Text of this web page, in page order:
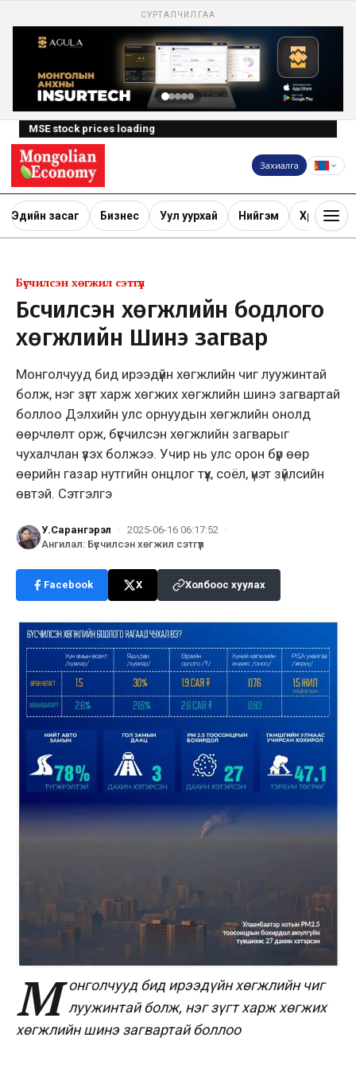
СУРТАЛЧИЛГАА
MSE stock prices loading
Захиалга
Эдийн засаг Бизнес Уул уурхай Нийгэм Хөрөнгө
Бүсчилсэн хөгжил сэтгүүл
Бүсчилсэн хөгжлийн бодлого
хөгжлийн Шинэ загвар
Монголчууд бид ирээдүйн хөгжлийн чиг луужинтай
болж, нэг зүгт харж хөгжих хөгжлийн шинэ загвартай
боллоо Дэлхийн улс орнуудын хөгжлийн онолд
өөрчлөлт орж, бүсчилсэн хөгжлийн загварыг
чухалчлан үзэх болжээ. Учир нь улс орон бүр өөр
өөрийн газар нутгийн онцлог түүх, соёл, үнэт зүйлсийн
өвтэй. Сэтгэлгэ
У.Сарангэрэл · 2025-06-16 06:17:52
·
Ангилал: Бүсчилсэн хөгжил сэтгүүл
Facebook X Холбоос хуулах
М онголчууд бид ирээдүйн хөгжлийн чиг
луужинтай болж, нэг зүгт харж хөгжих
хөгжлийн шинэ загвартай боллоо